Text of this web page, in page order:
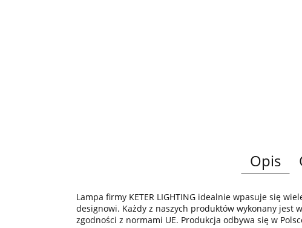
Opis
Lampa firmy KETER LIGHTING idealnie wpasuje się
designowi. Każdy z naszych produktów wykonany jest
zgodności z normami UE. Produkcja odbywa się w